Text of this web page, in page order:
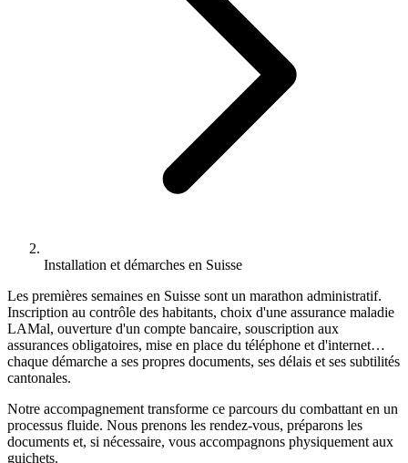
Installation et démarches en Suisse
Les premières semaines en Suisse sont un marathon administratif.
Inscription au contrôle des habitants, choix d'une assurance maladie
LAMal, ouverture d'un compte bancaire, souscription aux
assurances obligatoires, mise en place du téléphone et d'internet…
chaque démarche a ses propres documents, ses délais et ses subtilités
cantonales.
Notre accompagnement transforme ce parcours du combattant en un
processus fluide. Nous prenons les rendez-vous, préparons les
documents et, si nécessaire, vous accompagnons physiquement aux
guichets.